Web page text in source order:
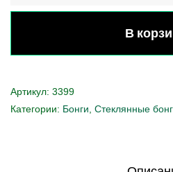
В
Артикул: 3399
Категории: Бонги Стеклянные